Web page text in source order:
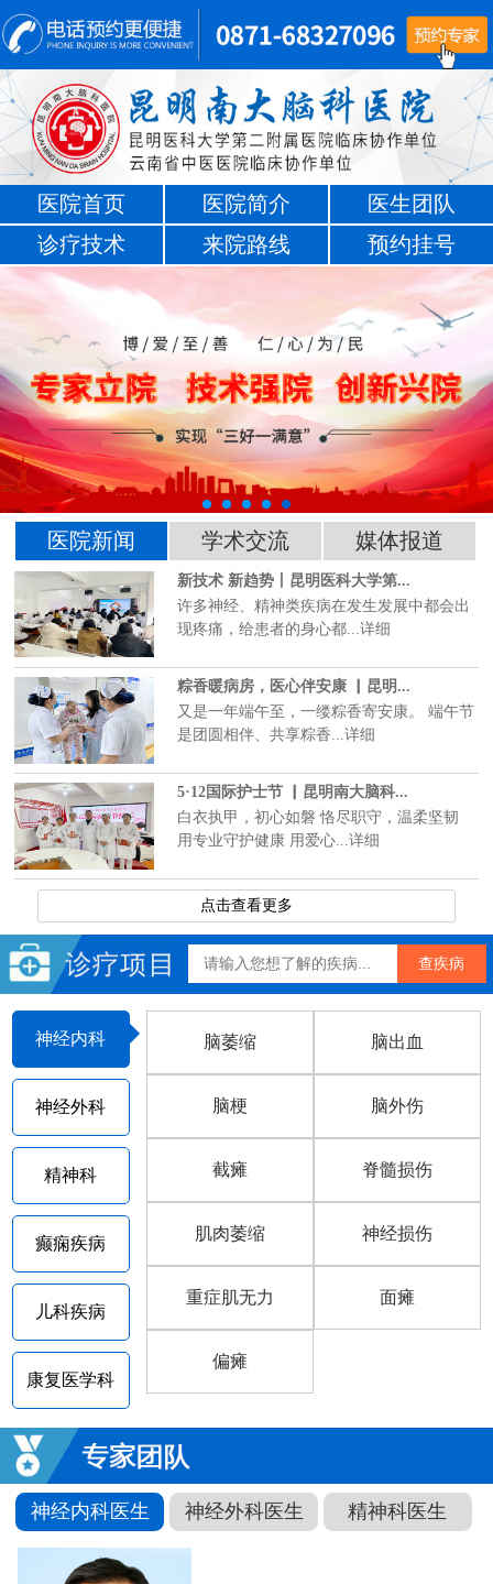
医院首页 医院简介
医生团队
诊疗技术
来院路线 预约挂号
医院新闻 学术交流 媒体报道
新技术 新趋势丨昆明医科大学第...
许多神经、精神类疾病在发生发展中都会出
现疼痛，给患者的身心都...详细
粽香暖病房，医心伴安康 ▏昆明...
又是一年端午至，一缕粽香寄安康。 端午节
是团圆相伴、共享粽香...详细
5·12国际护士节 ▏昆明南大脑科...
白衣执甲，初心如磐 恪尽职守，温柔坚韧
用专业守护健康 用爱心...详细
点击查看更多
神经内科
神经外科
精神科
癫痫疾病
儿科疾病
康复医学科
脑萎缩 脑出血
脑梗 脑外伤
截瘫 脊髓损伤
肌肉萎缩 神经损伤
重症肌无力 面瘫
偏瘫
神经内科医生 神经外科医生 精神科医生